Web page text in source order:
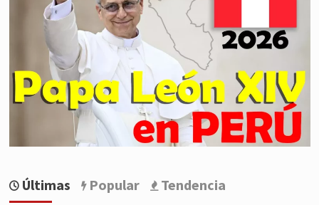
Últimas Popular Tendencia